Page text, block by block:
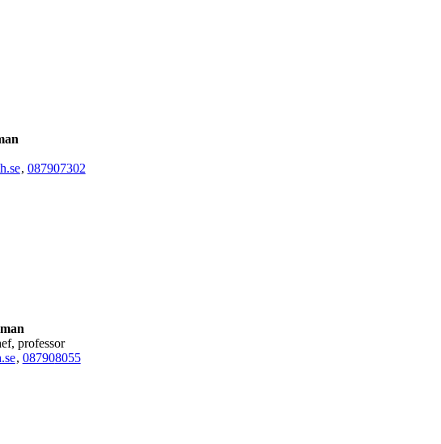
, 087907302
professor
, 087908055